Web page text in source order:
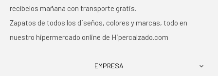
recíbelos mañana con transporte gratis.
Zapatos de todos los diseños, colores y marcas, todo en
nuestro hipermercado online de Hipercalzado.com
EMPRESA 